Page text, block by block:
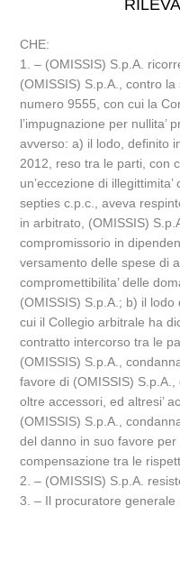
CHE:
1. – (OMISSIS) S.p.A.
(OMISSIS) S.p.A., contro
numero 9555, con cui la
l’impugnazione per nullita’
avverso: a) il lodo, definito
2012, reso tra le parti, con
un’eccezione di
septies c.p.c., aveva
in arbitrato, (OMISSIS)
compromissorio in
versamento delle spese di
compromettibilita’ delle
(OMISSIS) S.p.A.; b) il
cui il Collegio arbitrale ha
contratto intercorso tra le
(OMISSIS) S.p.A.,
favore di (OMISSIS)
oltre accessori, ed altresi’
(OMISSIS) S.p.A.,
del danno in suo favore per
compensazione tra le
2. – (OMISSIS) S.p.A.
3. – Il procuratore generale